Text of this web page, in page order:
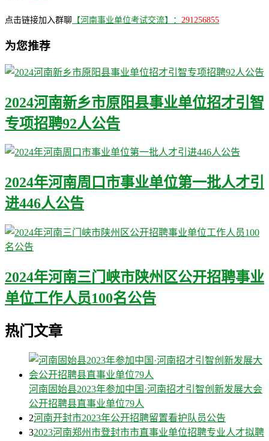
点击链接加入群聊 【河南事业单位考试交流】： 291256855
为您推荐
2024河南新乡市原阳县事业单位招才引智
专项招聘92人公告
2024年河南周口市事业单位第一批人才引
进446人公告
2024年河南三门峡市陕州区公开招聘事业
单位工作人员100名公告
热门文章
河南固始县2023年参加中国·河南招才引智创新发展大会
公开招聘县直事业单位79人
2河南开封市2023年公开招聘留置看护队员公告
32023河南郑州市登封市市直事业单位招聘专业人才拟聘